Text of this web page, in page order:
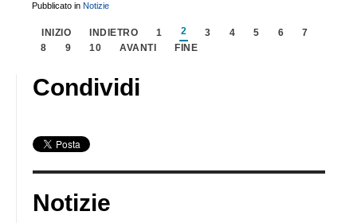
Pubblicato in Notizie
INIZIO INDIETRO 1 2 3 4 5 6
7
8
9 10 AVANTI FINE
Condividi
Notizie